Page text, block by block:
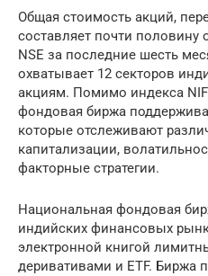
Общая стоимость акций,
составляет почти половину
NSE за последние шесть
охватывает 12 секторов
акциям. Помимо индекса
фондовая биржа
которые отслеживают
капитализации,
факторные стратегии.
Национальная фондовая
индийских финансовых
электронной книгой
деривативами и ETF. Биржа